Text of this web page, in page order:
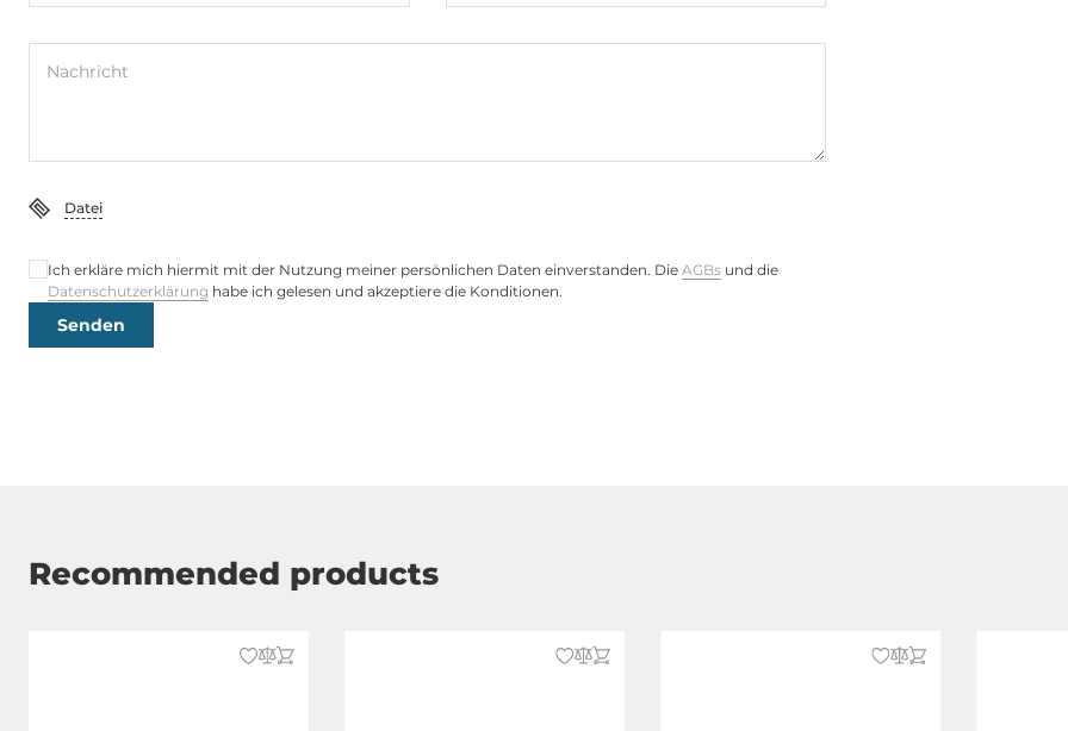
Netzteil
Maximale Betriebstemperatur -10..60 °C
Höhe 370 mm
Nachricht
Datei
Ich erkläre mich hiermit mit der Nutzung meiner persönlichen Daten einverstanden. Die AGBs und die
Datenschutzerklärung habe ich gelesen und akzeptiere die Konditionen.
Senden
Recommended products